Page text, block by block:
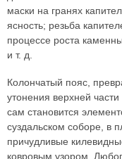
маски на гранях
ясность; резьба
процессе роста
и т. д.
Колончатый пояс,
утонения верхней
сам становится
суздальском соборе, в
причудливые
ковровым узором.